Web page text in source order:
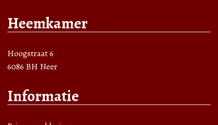
Heemkamer
Hoogstraat 6
6086 BH Neer
Informatie